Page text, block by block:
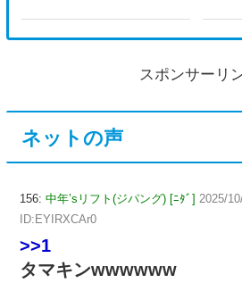
スポンサーリ
ネットの声
156: 中年’sリフト(ジパング) [ﾆﾀﾞ] 2025/
ID:EYIRXCAr0
>>1
タマキンwwwwww